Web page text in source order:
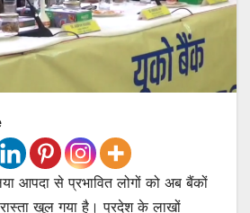
आपदा से प्रभावित लोगों को अब बैंकों
खुल गया है। प्रदेश के लाखों